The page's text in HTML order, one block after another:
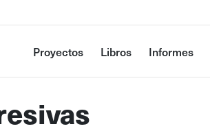
Proyectos Libros Informes